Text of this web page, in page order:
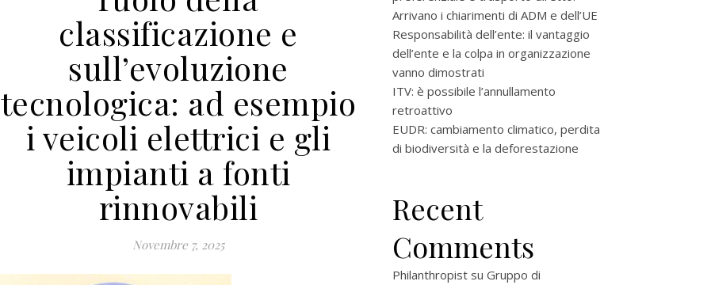
classificazione e
sull’evoluzione
tecnologica: ad esempio
i veicoli elettrici e gli
impianti a fonti
rinnovabili
Novembre 7, 2025
Arrivano i chiarimenti di ADM e dell’UE
Responsabilità dell’ente: il vantaggio
dell’ente e la colpa in organizzazione
vanno dimostrati
ITV: è possibile l’annullamento
retroattivo
EUDR: cambiamento climatico, perdita
di biodiversità e la deforestazione
Recent
Comments
Philanthropist su Gruppo di